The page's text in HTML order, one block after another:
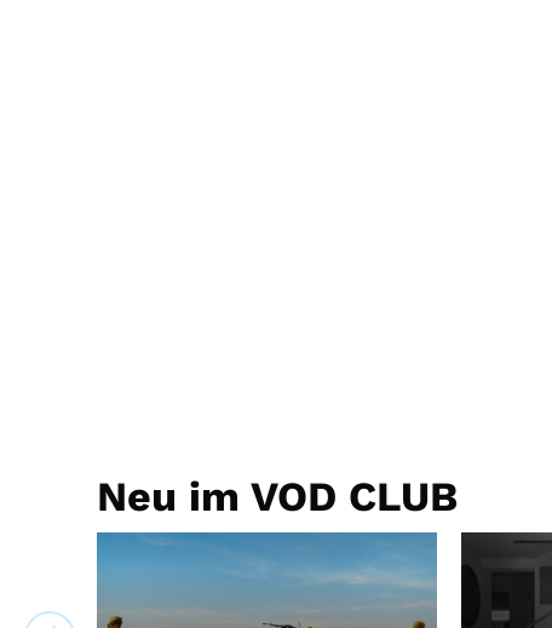
Neu im VOD CLUB